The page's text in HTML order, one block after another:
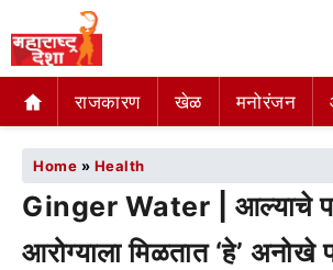
राजकारण खेळ मनोरंजन
Home » Health
Ginger Water | आल्याचे
आरोग्याला मिळतात ‘हे’ अनोखे